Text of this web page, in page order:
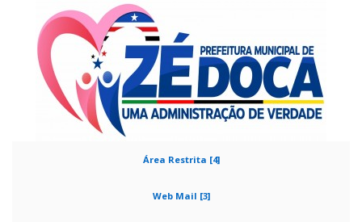
Área Restrita [4]
Web Mail [3]